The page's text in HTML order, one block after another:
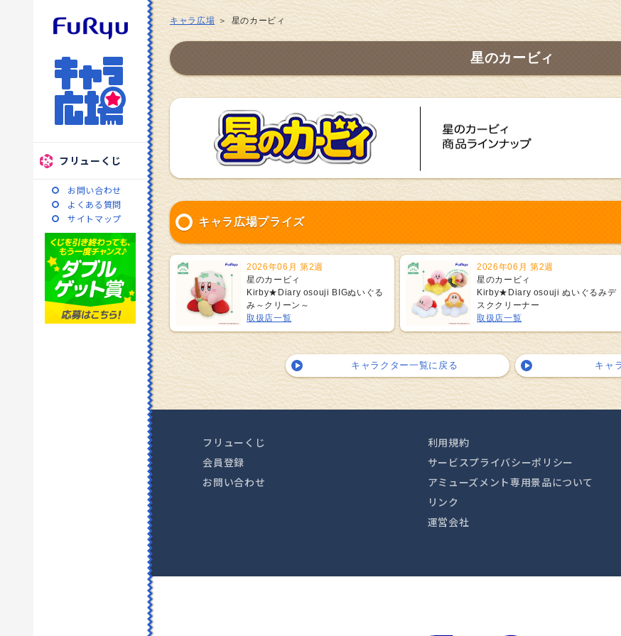
フリューくじ
お問い合わせ
よくある質問
サイトマップ
キャラ広場 星のカービィ
星のカービィ
キャラ広場プライズ
2026年06月 第2週
星のカービィ
Kirby★Diary osouji BIGぬいぐる
み～クリーン～
取扱店一覧
2026年06月 第2週
星のカービィ
Kirby★Diary osouji ぬいぐるみデ
スククリーナー
取扱店一覧
キャラクター一覧に戻る キャ
フリューくじ
会員登録
お問い合わせ
利用規約
サービスプライバシーポリシー
アミューズメント専用景品について
リンク
運営会社